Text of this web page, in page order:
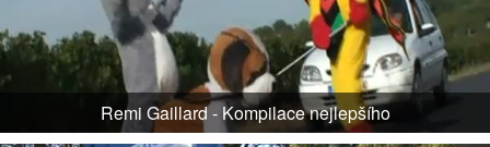
Remi Gaillard - Kompilace nejlepšího